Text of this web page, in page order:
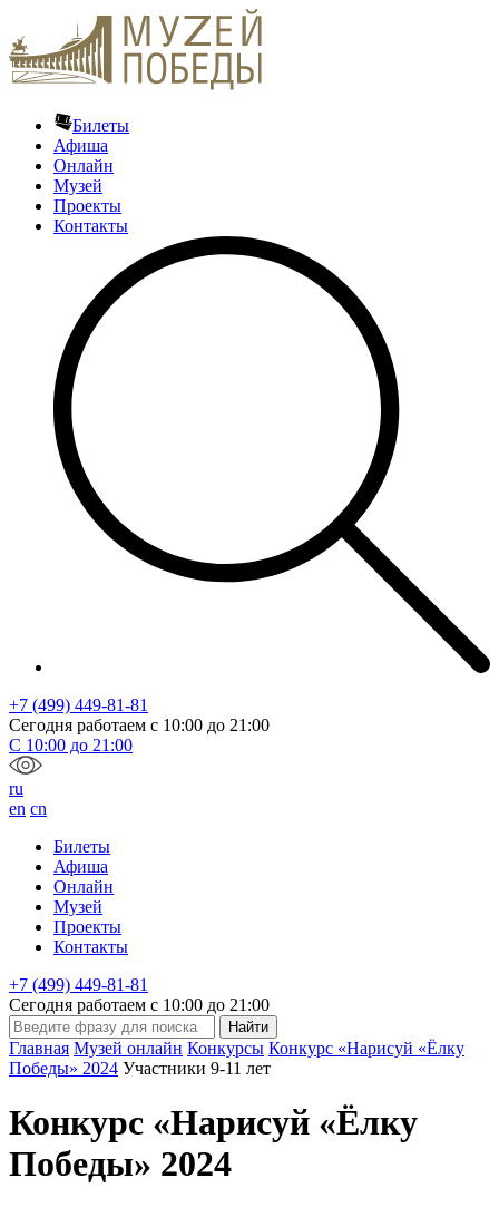
Билеты
Афиша
Онлайн
Музей
Проекты
Контакты
+7 (499) 449-81-81
Сегодня работаем с 10:00 до 21:00
С 10:00 до 21:00
ru
en cn
Билеты
Афиша
Онлайн
Музей
Проекты
Контакты
+7 (499) 449-81-81
Сегодня работаем с 10:00 до 21:00
Главная Музей онлайн Конкурсы Конкурс «Нарисуй «Ёлку
Победы» 2024 Участники 9-11 лет
Конкурс «Нарисуй «Ёлку
Победы» 2024